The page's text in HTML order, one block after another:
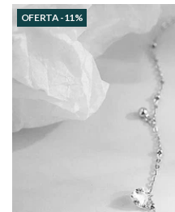
OFERTA -11%